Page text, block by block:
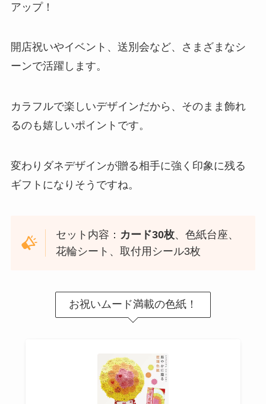
アップ！
開店祝いやイベント、送別会など、さまざまなシ
ーンで活躍します。
カラフルで楽しいデザインだから、そのまま飾れ
るのも嬉しいポイントです。
変わりダネデザインが贈る相手に強く印象に残る
ギフトになりそうですね。
セット内容： カード30枚、色紙台座、
花輪シート、取付用シール3枚
お祝いムード満載の色紙！